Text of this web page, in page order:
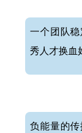
一个团队
秀人才换血
负能量的